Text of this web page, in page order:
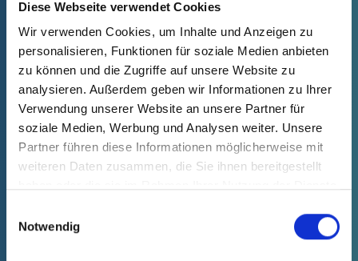
Diese Webseite verwendet Cookies
Wir verwenden Cookies, um Inhalte und Anzeigen zu
personalisieren, Funktionen für soziale Medien anbieten
zu können und die Zugriffe auf unsere Website zu
analysieren. Außerdem geben wir Informationen zu Ihrer
Verwendung unserer Website an unsere Partner für
soziale Medien, Werbung und Analysen weiter. Unsere
Partner führen diese Informationen möglicherweise mit
weiteren Daten zusammen, die Sie ihnen bereitgestellt
Notwendig
GPN 212
Caperuzas con
lengüeta